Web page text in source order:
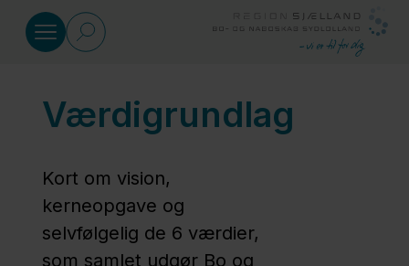
Om os
Værdigrundlag
Årshjul
Værdigrundlag
Kort om vision,
kerneopgave og
selvfølgelig de 6 værdier,
som samlet udgør Bo og